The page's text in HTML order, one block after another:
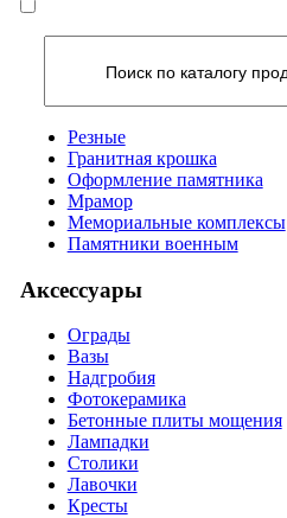
Резные
Гранитная крошка
Оформление памятника
Мрамор
Мемориальные комплексы
Памятники военным
Аксессуары
Ограды
Вазы
Надгробия
Фотокерамика
Бетонные плиты мощения
Лампадки
Столики
Лавочки
Кресты